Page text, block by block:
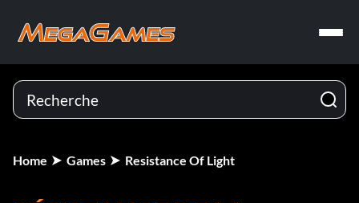
Home Games Resistance Of Light